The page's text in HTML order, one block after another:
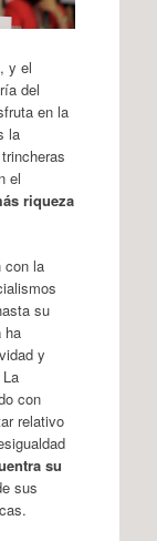
y el
del
en la
la
el
riqueza
con la
su
ha
y
con
relativo
su
sus